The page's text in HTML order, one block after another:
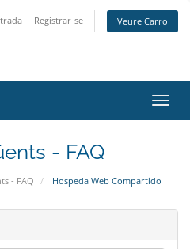
Registrar-se Veure Carro
la
- FAQ
- FAQ Hospeda Web Compartido